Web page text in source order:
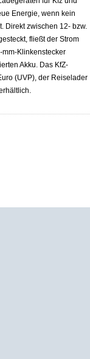
Energie, wenn kein
Direkt zwischen 12- bzw.
fließt der Strom
Klinkenstecker
Akku. Das KfZ-
(UVP), der Reiselader